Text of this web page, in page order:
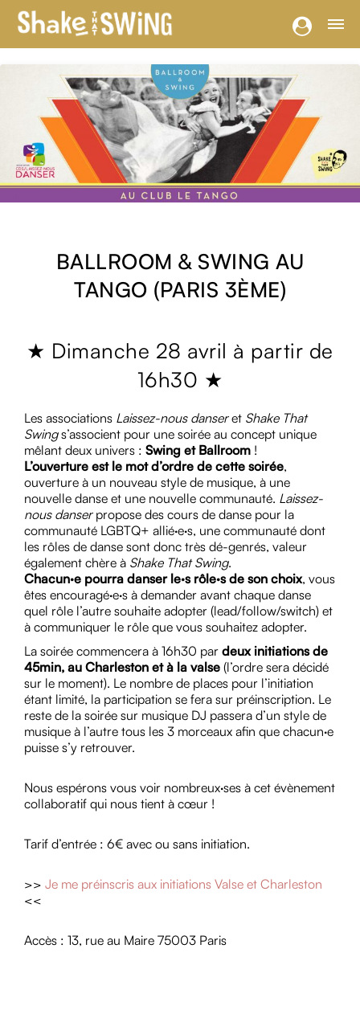
BALLROOM & SWING AU
TANGO (PARIS 3ÈME)
★ Dimanche 28 avril à partir de
16h30 ★
Les associations Laissez-nous danseret Shake That
Swings’associent pour une soirée au concept unique
mêlant deux univers : Swing et Ballroom !
L’ouverture est le mot d’ordre de cette soirée,
ouverture à un nouveau style de musique, à une
nouvelle danse et une nouvelle communauté. Laissez-
nous danserpropose des cours de danse pour la
communauté LGBTQ+ allié·e·s, une communauté dont
les rôles de danse sont donc très dé-genrés, valeur
également chère à Shake That Swing.
Chacun·e pourra danser le·s rôle·s de son choix, vous
êtes encouragé·e·s à demander avant chaque danse
quel rôle l’autre souhaite adopter (lead/follow/switch) et
à communiquer le rôle que vous souhaitez adopter.
La soirée commencera à 16h30 par deux initiations de
45min, au Charleston et à la valse (l’ordre sera décidé
sur le moment). Le nombre de places pour l’initiation
étant limité, la participation se fera sur préinscription. Le
reste de la soirée sur musique DJ passera d’un style de
musique à l’autre tous les 3 morceaux afin que chacun·e
puisse s’y retrouver.
Nous espérons vous voir nombreux·ses à cet évènement
collaboratif qui nous tient à cœur !
Tarif d’entrée : 6€ avec ou sans initiation.
>> Je me préinscris aux initiations Valse et Charleston
<<
Accès : 13, rue au Maire 75003 Paris